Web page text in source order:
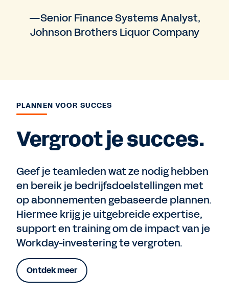
—Senior Finance Systems Analyst,
Johnson Brothers Liquor Company
PLANNEN VOOR SUCCES
Vergroot je succes.
Geef je teamleden wat ze nodig hebben
en bereik je bedrijfsdoelstellingen met
op abonnementen gebaseerde plannen.
Hiermee krijg je uitgebreide expertise,
support en training om de impact van je
Workday-investering te vergroten.
Ontdek meer